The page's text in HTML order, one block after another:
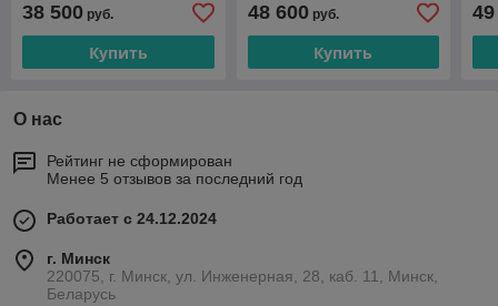
38 500 руб.
Купить
48 600руб.
Купить
О нас
Рейтинг не сформирован
Менее 5 отзывов за последний год
Работает с 24.12.2024
г. Минск
220075, г. Минск, ул. Инженерная, 28, каб. 11, Минск,
Беларусь